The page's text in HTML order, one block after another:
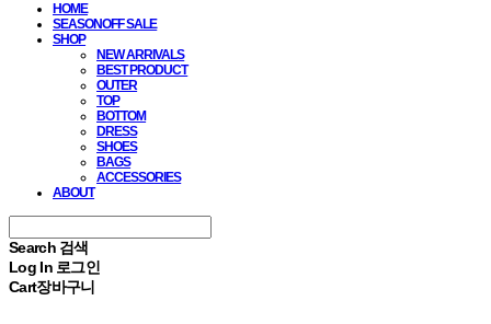
HOME
SEASONOFF SALE
SHOP
NEW ARRIVALS
BEST PRODUCT
OUTER
TOP
BOTTOM
DRESS
SHOES
BAGS
ACCESSORIES
ABOUT
Search 검색
Log In 로그인
Cart장바구니